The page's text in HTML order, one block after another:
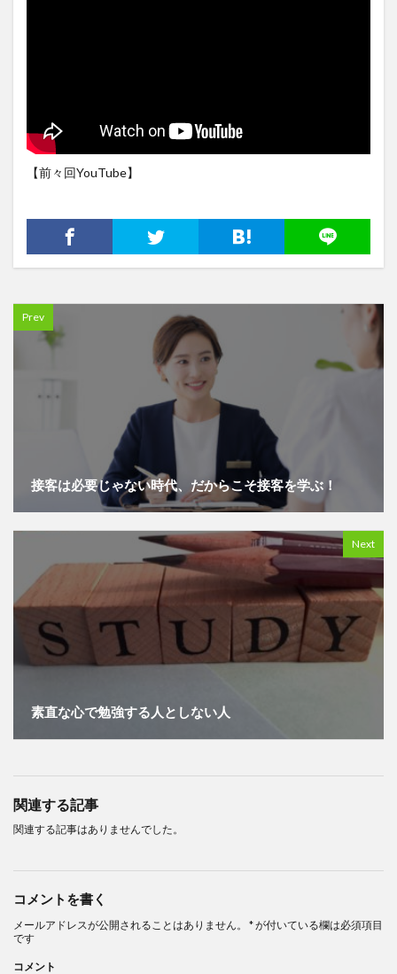
【前々回YouTube】
Prev
接客は必要じゃない時代、だからこそ接客を学ぶ！
Next
素直な心で勉強する人としない人
関連する記事
関連する記事はありませんでした。
コメントを書く
メールアドレスが公開されることはありません。 *が付いている欄は必須項目
です
コメント